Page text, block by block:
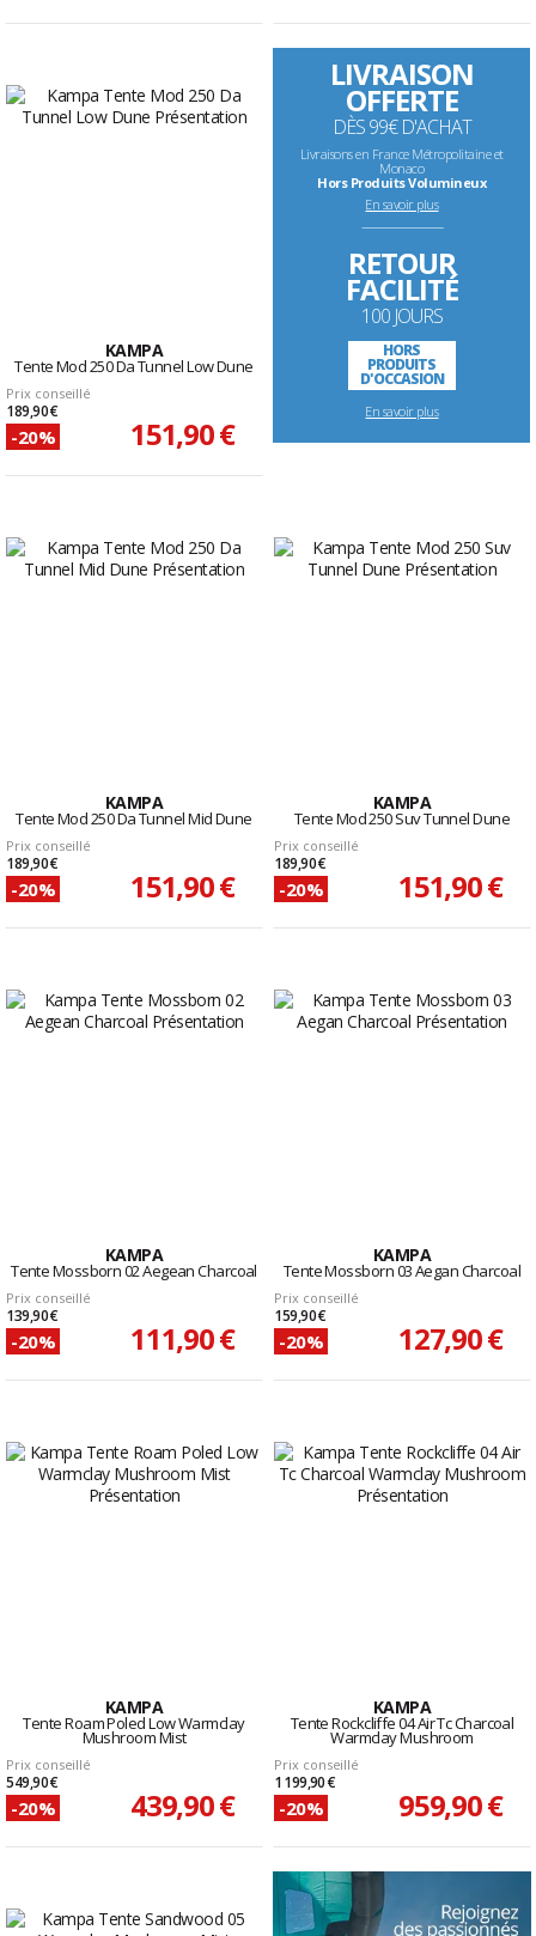
KAMPA
Tente Mod 250 Da Tunnel Low Dune
Prix conseillé
189,90 €
-20% 151,90 €
LIVRAISON
OFFERTE
DÈS 99€ D'ACHAT
Livraisons en France Métropolitaine et
Monaco
Hors Produits Volumineux
En savoir plus
--------------------------------------------------------------------
RETOUR
FACILITÉ
100 JOURS
HORS
PRODUITS
D'OCCASION
En savoir plus
KAMPA
Tente Mod 250 Da Tunnel Mid Dune
Prix conseillé
189,90 €
-20% 151,90 €
KAMPA
Tente Mod 250 Suv Tunnel Dune
Prix conseillé
189,90 €
-20% 151,90 €
KAMPA
Tente Mossborn 02 Aegean Charcoal
Prix conseillé
139,90 €
-20% 111,90 €
KAMPA
Tente Mossborn 03 Aegan Charcoal
Prix conseillé
159,90 €
-20% 127,90 €
KAMPA
Tente Roam Poled Low Warmclay
Mushroom Mist
Prix conseillé
549,90 €
-20% 439,90 €
KAMPA
Tente Rockcliffe 04 Air Tc Charcoal
Warmclay Mushroom
Prix conseillé
1 199,90 €
-20% 959,90 €